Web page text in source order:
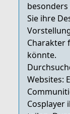
besonders
Sie ihre
Charakter
könnte.
Websites:
Cosplayer